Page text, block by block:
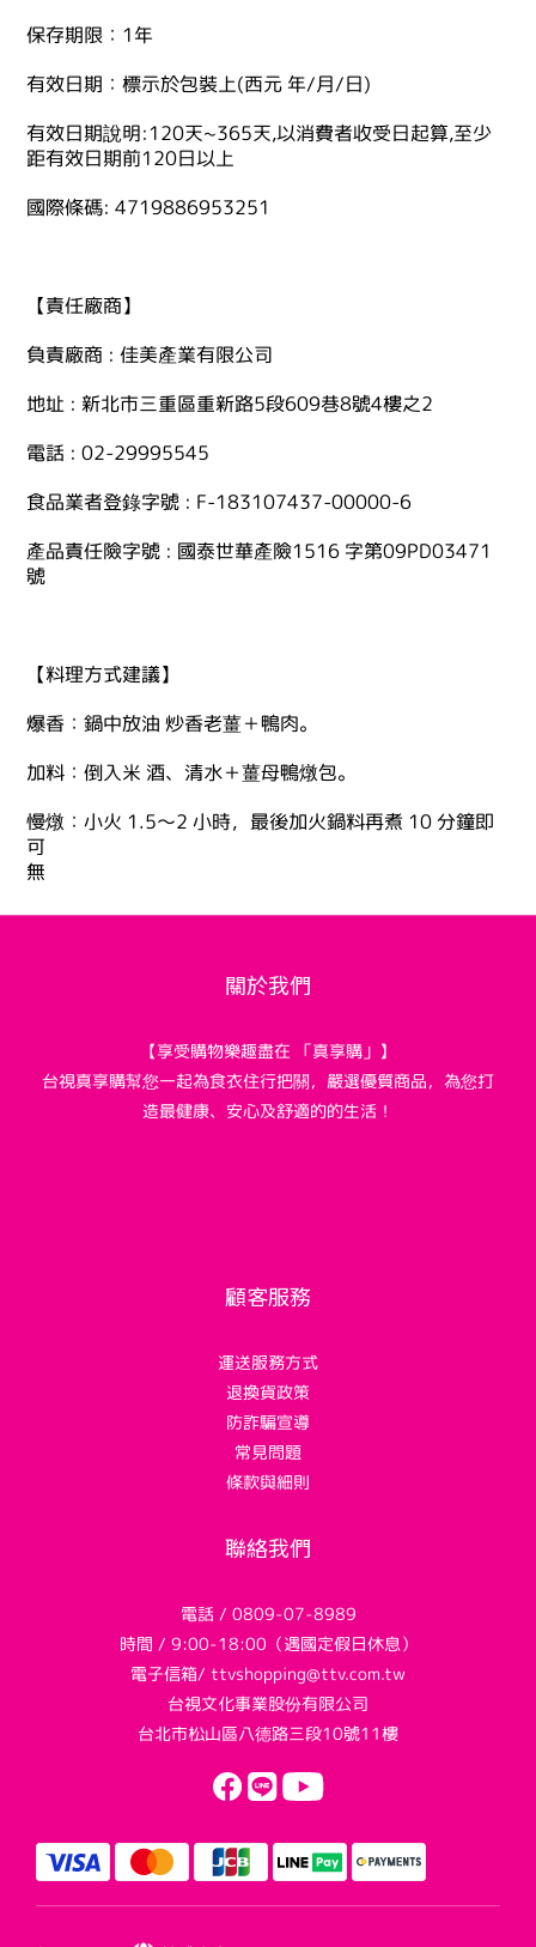
保存期限：1年
有效日期：標示於包裝上(西元 年/月/日)
有效日期說明:120天~365天,以消費者收受日起算,至少
距有效日期前120日以上
國際條碼: 4719886953251
【責任廠商】
負責廠商 : 佳美產業有限公司
地址 : 新北市三重區重新路5段609巷8號4樓之2
電話 : 02-29995545
食品業者登錄字號 : F-183107437-00000-6
產品責任險字號 : 國泰世華產險1516 字第09PD03471
號
【料理方式建議】
爆香：鍋中放油 炒香老薑＋鴨肉。
加料：倒入米 酒、清水＋薑母鴨燉包。
慢燉：小火 1.5～2 小時，最後加火鍋料再煮 10 分鐘即
可
無
關於我們
【享受購物樂趣盡在 「真享購」】
台視真享購幫您一起為食衣住行把關，嚴選優質商品，為您打
造最健康、安心及舒適的的生活！
顧客服務
運送服務方式
退換貨政策
防詐騙宣導
常見問題
條款與細則
聯絡我們
電話 / 0809-07-8989
時間 / 9:00-18:00（遇國定假日休息）
電子信箱/ ttvshopping@ttv.com.tw
台視文化事業股份有限公司
台北市松山區八德路三段10號11樓